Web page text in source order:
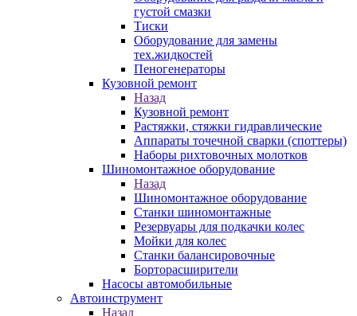
густой смазки
Тиски
Оборудование для замены
тех.жидкостей
Пеногенераторы
Кузовной ремонт
Назад
Кузовной ремонт
Растяжки, стяжки гидравлические
Аппараты точечной сварки (споттеры)
Наборы рихтовочных молотков
Шиномонтажное оборудование
Назад
Шиномонтажное оборудование
Станки шиномонтажные
Резервуары для подкачки колес
Мойки для колес
Станки балансировочные
Борторасширители
Насосы автомобильные
Автоинструмент
Назад